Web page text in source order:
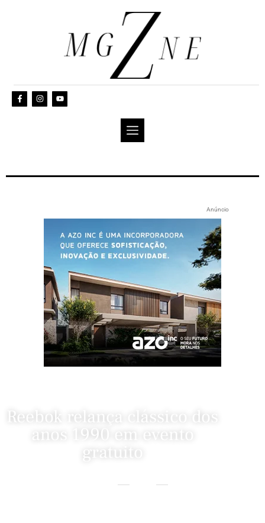
Anúncio
Reebok relança clássico dos
anos 1990 em evento
gratuito
Eventos